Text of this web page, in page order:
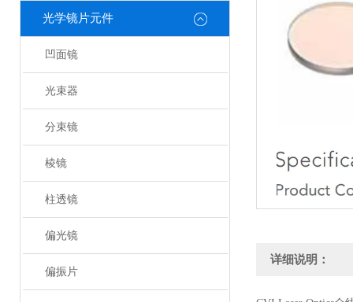
光学镜片元件
凹面镜
光束器
分束镜
棱镜
柱透镜
偏光镜
偏振片
详细说明：